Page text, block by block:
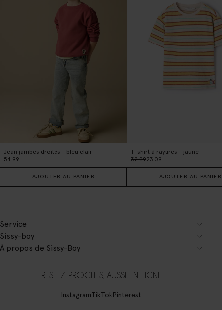
Jean jambes droites - bleu clair
54.99
AJOUTER AU PANIER
T-shirt à rayures - jaune
32.9923.09
AJOUTER AU PANIER
Service
Sissy-boy
À propos de Sissy-Boy
RESTEZ PROCHES, AUSSI EN LIGNE
InstagramTikTokPinterest